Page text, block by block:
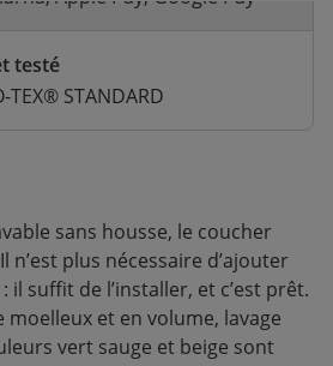
testé
TEX® STANDARD
sans housse, le coucher
n’est plus nécessaire d’ajouter
il suffit de l’installer, et c’est prêt.
moelleux et en volume, lavage
vert sauge et beige sont